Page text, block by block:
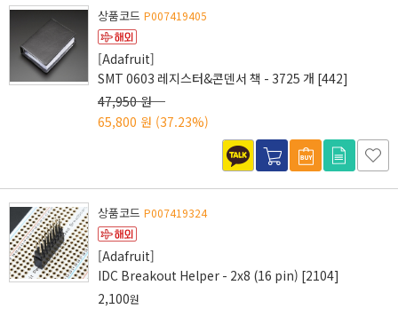
상품코드 P007419405
[Adafruit]
SMT 0603 레지스터&콘덴서 책 - 3725 개 [442]
47,950 원
65,800 원 (37.23%)
상품코드 P007419324
[Adafruit]
IDC Breakout Helper - 2x8 (16 pin) [2104]
2,100원